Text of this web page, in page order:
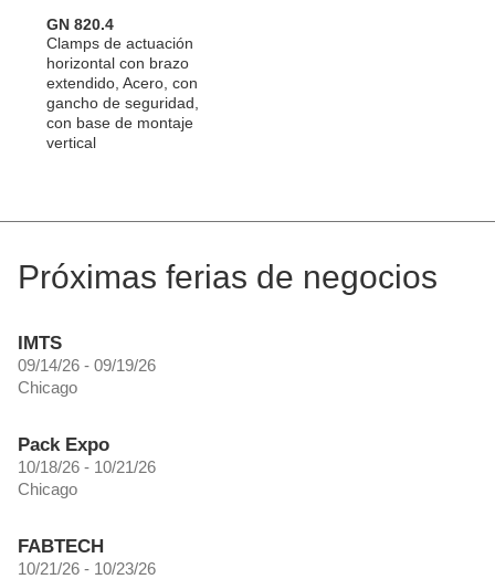
GN 820.4
Clamps de actuación
horizontal con brazo
extendido, Acero, con
gancho de seguridad,
con base de montaje
vertical
Próximas ferias de negocios
IMTS
09/14/26 - 09/19/26
Chicago
Pack Expo
10/18/26 - 10/21/26
Chicago
FABTECH
10/21/26 - 10/23/26